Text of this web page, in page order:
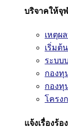
บริจาคให้จุ
เหตุผ
เริ่มต้
ระบบ
กองทุ
กองทุ
โครง
แจ้งเรื่องร้อ